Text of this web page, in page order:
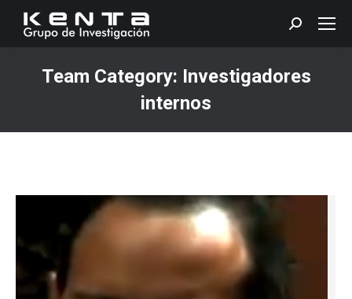
Search:
Team Category: Investigadores
internos